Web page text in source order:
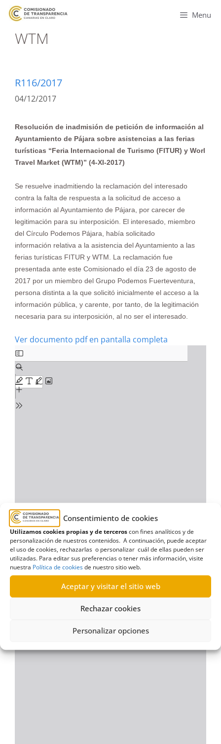
Consentimiento de cookies
Utilizamos cookies propias y de terceroscon fines analíticos y de
personalización de nuestros contenidos. A continuación, puede aceptar
el uso de cookies, rechazarlas o personalizar cuál de ellas pueden ser
utilizadas. Para editar sus preferencias o tener más información, visite
nuestra Política de cookiesde nuestro sitio web.
Aceptar y visitar el sitio web
Rechazar cookies
Personalizar opciones
Menu
WTM
R116/2017
04/12/2017
Resolución de inadmisión de petición de información al
Ayuntamiento de Pájara sobre asistencias a las ferias
turísticas “Feria Internacional de Turismo (FITUR) y Worl
Travel Market (WTM)” (4-XI-2017)
Se resuelve inadmitiendo la reclamación del interesado
contra la falta de respuesta a la solicitud de acceso a
información al Ayuntamiento de Pájara, por carecer de
legitimación para su interposición. El interesado, miembro
del Círculo Podemos Pájara, había solicitado
información relativa a la asistencia del Ayuntamiento a las
ferias turísticas FITUR y WTM. La reclamación fue
presentada ante este Comisionado el día 23 de agosto de
2017 por un miembro del Grupo Podemos Fuerteventura,
persona distinta a la que solicitó inicialmente el acceso a la
información pública, y carente, por tanto, de la legitimación
necesaria para su interposición, al no ser el interesado.
Ver documento pdf en pantalla completa